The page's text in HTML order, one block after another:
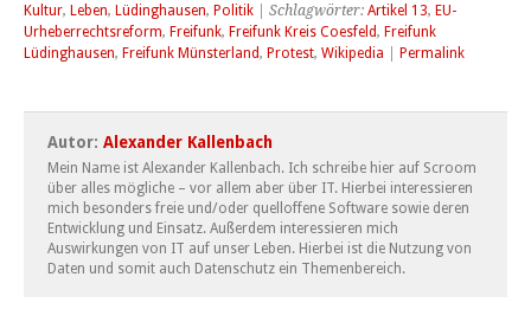
Kultur, Leben, Lüdinghausen, Politik | Schlagwörter: Artikel 13, EU-
Urheberrechtsreform, Freifunk, Freifunk Kreis Coesfeld, Freifunk
Lüdinghausen, Freifunk Münsterland, Protest, Wikipedia Permalink
Autor: Alexander Kallenbach
Mein Name ist Alexander Kallenbach. Ich schreibe hier auf Scroom
über alles mögliche – vor allem aber über IT. Hierbei interessieren
mich besonders freie und/oder quelloffene Software sowie deren
Entwicklung und Einsatz. Außerdem interessieren mich
Auswirkungen von IT auf unser Leben. Hierbei ist die Nutzung von
Daten und somit auch Datenschutz ein Themenbereich.